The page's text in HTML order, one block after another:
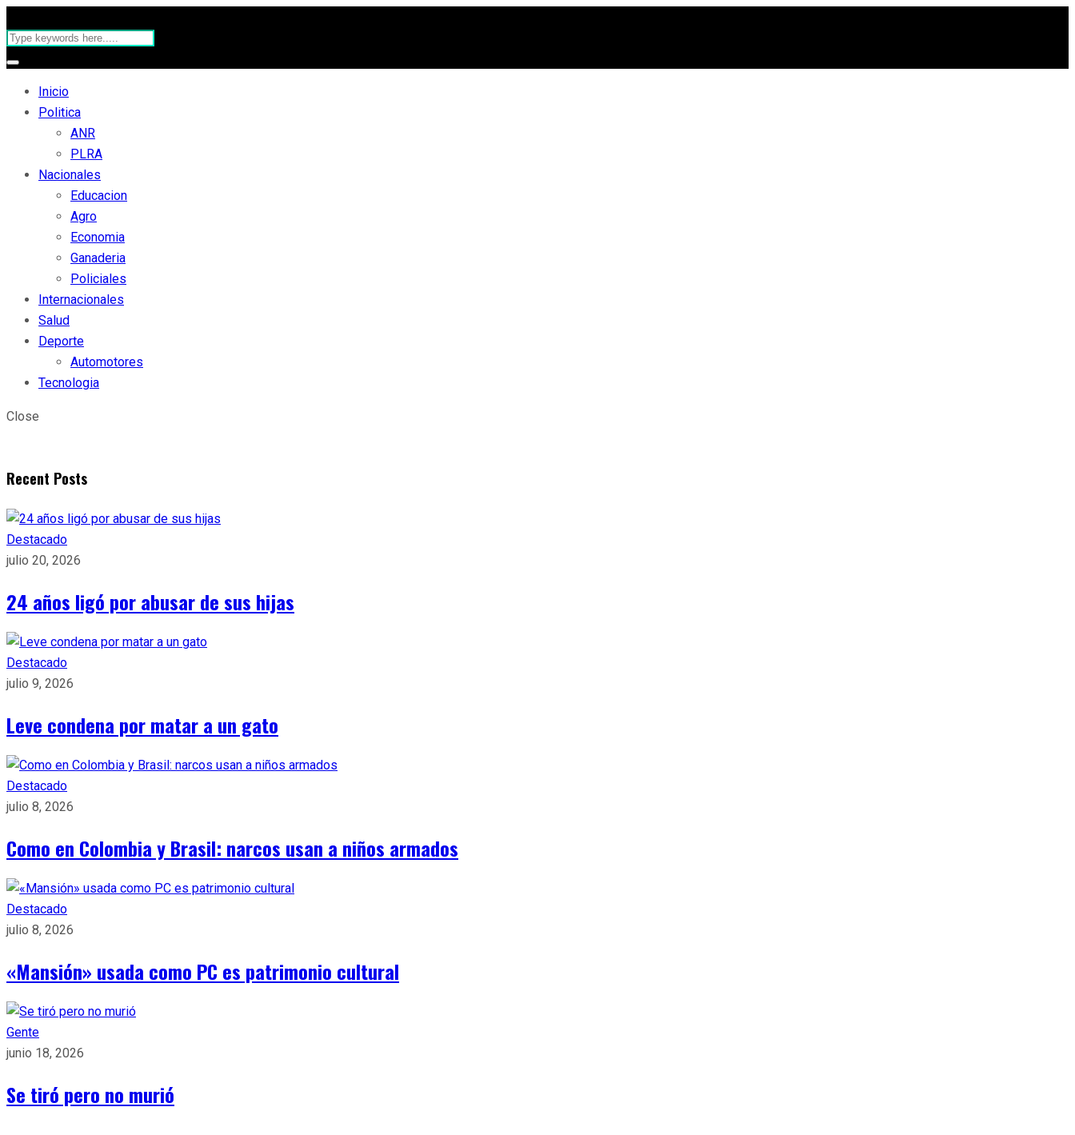
Inicio
Politica
ANR
PLRA
Nacionales
Educacion
Agro
Economia
Ganaderia
Policiales
Internacionales
Salud
Deporte
Automotores
Tecnologia
Close
Recent Posts
Destacado
julio 20, 2026
24 años ligó por abusar de sus hijas
Destacado
julio 9, 2026
Leve condena por matar a un gato
Destacado
julio 8, 2026
Como en Colombia y Brasil: narcos usan a niños armados
Destacado
julio 8, 2026
«Mansión» usada como PC es patrimonio cultural
Gente
junio 18, 2026
Se tiró pero no murió